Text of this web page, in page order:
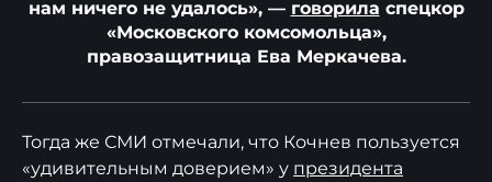
нам ничего не удалось», — говорила спецкор
«Московского комсомольца»,
правозащитница Ева Меркачева.
Тогда же СМИ отмечали, что Кочнев пользуется
«удивительным доверием» у президента